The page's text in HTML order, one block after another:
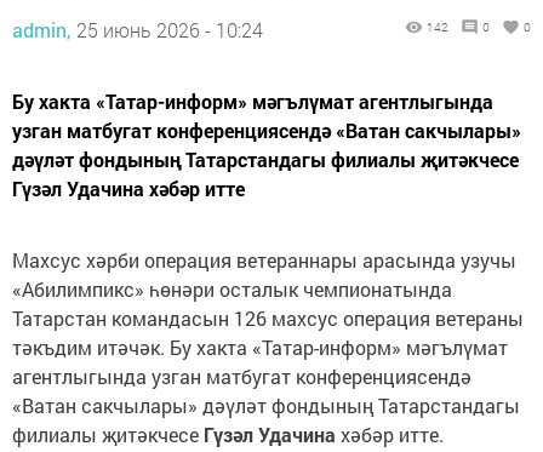
admin, 25 июнь 2026 - 10:24 142 0 0
Бу хакта «Татар-информ» мәгълүмат агентлыгында
узган матбугат конференциясендә «Ватан сакчылары»
дәүләт фондының Татарстандагы филиалы җитәкчесе
Гүзәл Удачина хәбәр итте
Махсус хәрби операция ветераннары арасында узучы
«Абилимпикс» һөнәри осталык чемпионатында
Татарстан командасын 126 махсус операция ветераны
тәкъдим итәчәк. Бу хакта «Татар-информ» мәгълүмат
агентлыгында узган матбугат конференциясендә
«Ватан сакчылары» дәүләт фондының Татарстандагы
филиалы җитәкчесе Гүзәл Удачина хәбәр итте.